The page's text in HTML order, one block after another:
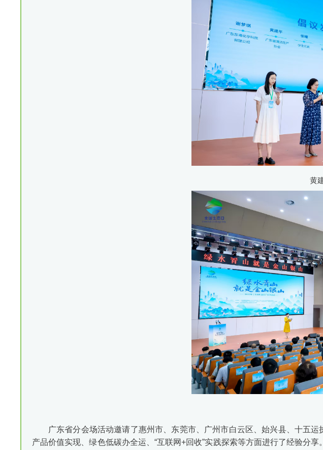
黄
广东省分会场活动邀请了惠州市、东莞市、广州市白云区、始兴县、十五
产品价值实现、绿色低碳办全运、“互联网+回收”实践探索等方面进行了经验分